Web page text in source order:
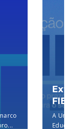
FIES
A